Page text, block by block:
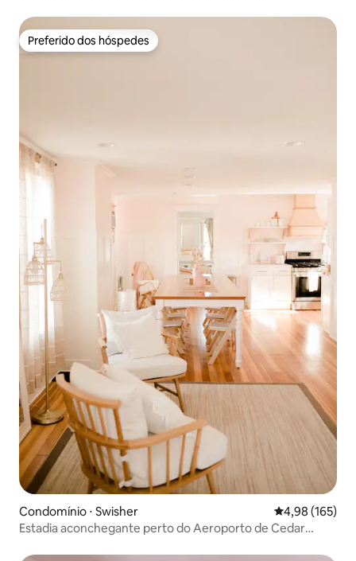
Preferido dos hóspedes
Preferido dos hóspedes
Condomínio ⋅ Swisher 4,98 de uma
4,98 (165)
Estadia aconchegante perto do Aeroporto de Cedar